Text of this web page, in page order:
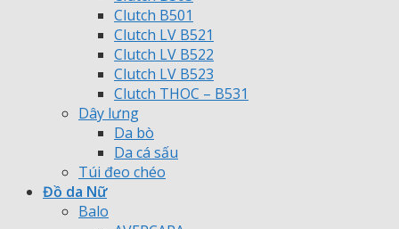
Clutch B501
Clutch LV B521
Clutch LV B522
Clutch LV B523
Clutch THOC – B531
Dây lưng
Da bò
Da cá sấu
Túi đeo chéo
Đồ da Nữ
Balo